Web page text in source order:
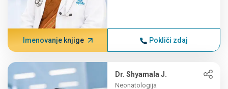
Imenovanje knjige Pokliči zdaj
Dr. Shyamala J.
Neonatologija